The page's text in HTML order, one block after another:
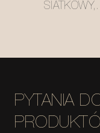
SIATKOWY,
#MSR027-2
PYTANIA